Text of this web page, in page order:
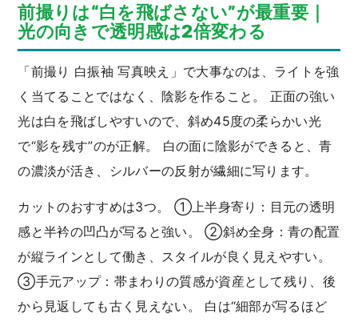
前撮りは“白を飛ばさない”が最重要｜
光の向きで透明感は2倍変わる
「前撮り 白振袖 写真映え」で大事なのは、ライトを強
く当てることではなく、陰影を作ること。 正面の強い
光は白を飛ばしやすいので、斜め45度の柔らかい光
で“影を残す”のが正解。 白の面に陰影ができると、青
の濃淡が活き、シルバーの反射が繊細に写ります。
カットのおすすめは3つ。 ①上半身寄り：目元の透明
感と半衿の凹凸が写ると強い。 ②斜め全身：青の配置
が縦ラインとして働き、スタイルが良く見えやすい。
③手元アップ：帯まわりの質感が資産として残り、後
から見返しても古く見えない。 白は“細部が写るほど